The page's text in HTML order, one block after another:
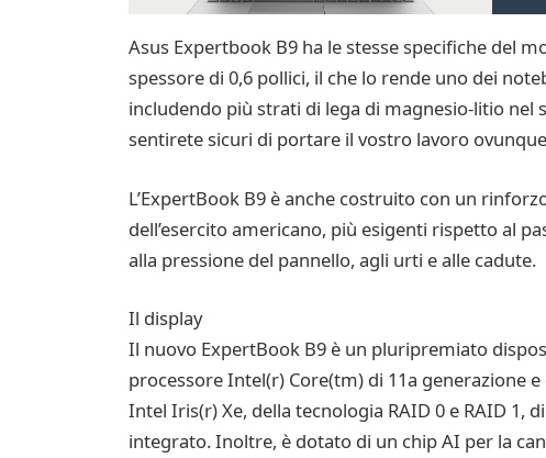
Asus Expertbook B9 ha le stesse specifiche del
spessore di 0,6 pollici, il che lo rende uno dei
includendo più strati di lega di magnesio-litio nel
sentirete sicuri di portare il vostro lavoro
L’ExpertBook B9 è anche costruito con un
dell’esercito americano, più esigenti rispetto al
alla pressione del pannello, agli urti e alle cadute.
Il display
Il nuovo ExpertBook B9 è un pluripremiato
processore Intel(r) Core(tm) di 11a generazione
Intel Iris(r) Xe, della tecnologia RAID 0 e RAID
integrato. Inoltre, è dotato di un chip AI per la